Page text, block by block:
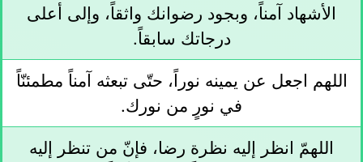
الأشهاد آمناً، وبجود رضوانك واثقاً، وإلى أعلى
درجاتك سابقاً.
اللهم اجعل عن يمينه نوراً، حتّى تبعثه آمناً مطمئنّاً
في نورٍ من نورك.
اللهمّ انظر إليه نظرة رضا، فإنّ من تنظر إليه